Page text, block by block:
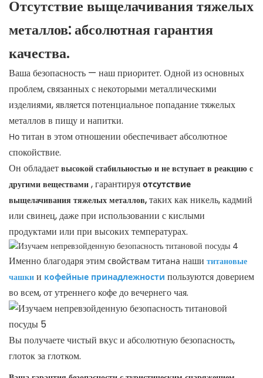
Отсутствие выщелачивания тяжелых
металлов: абсолютная гарантия
качества.
Ваша безопасность — наш приоритет. Одной из основных
проблем, связанных с некоторыми металлическими
изделиями, является потенциальное попадание тяжелых
металлов в пищу и напитки.
Но титан в этом отношении обеспечивает абсолютное
спокойствие.
Он обладает высокой стабильностью и не вступает в реакцию с
другими веществами , гарантируя отсутствие
выщелачивания тяжелых металлов, таких как никель, кадмий
или свинец, даже при использовании с кислыми
продуктами или при высоких температурах.
Именно благодаря этим свойствам титана наши титановые
чашки и кофейные принадлежности пользуются доверием
во всем, от утреннего кофе до вечернего чая.
Вы получаете чистый вкус и абсолютную безопасность,
глоток за глотком.